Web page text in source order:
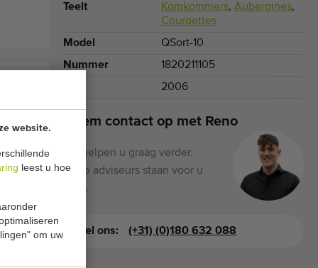
website.
leest u hoe
om uw
Teelt
Komkommers,Aubergines,
Courgettes
Model
QSort-10
Nummer
1820211105
2006
Neem contact op met Reno
Wij helpen u graag verder.
Onze adviseurs staan voor u
klaar.
Bel ons: (+31) (0)180 632 088